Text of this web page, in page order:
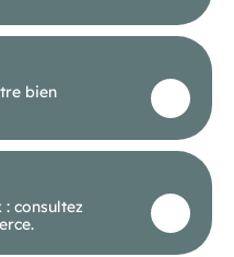
bien
consultez